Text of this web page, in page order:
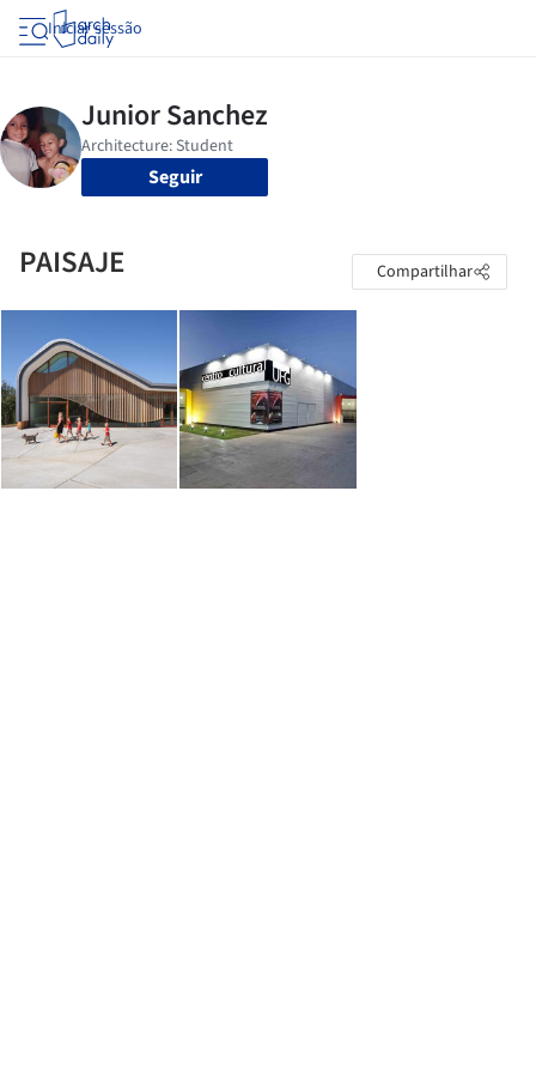
Iniciar sessão
Seguir
PAISAJE Compartilhar